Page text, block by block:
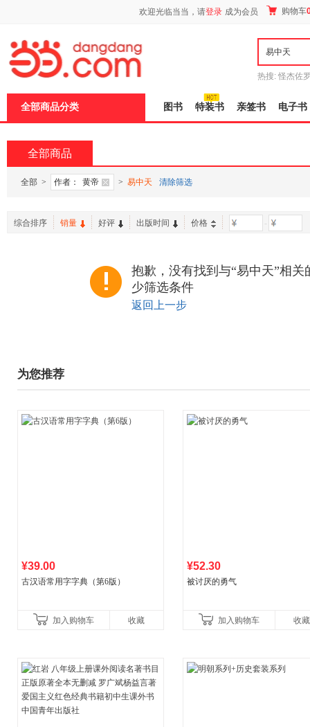
欢迎光临当当，请登录 成为会员 购物车
热搜: 怪杰佐
全部商品分类 图书 特装书 亲签书 电子书
全部商品
全部 > 作者： 黄帝 > 易中天 清除筛选
综合排序 销量 好评 出版时间 价格 -
抱歉，没有找到与“易中天”相
少筛选条件
返回上一步
为您推荐
¥39.00
古汉语常用字字典（第6版）
加入购物车 收藏
¥52.30
被讨厌的勇气
加入购物车 收藏
页
加